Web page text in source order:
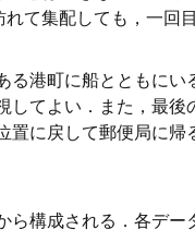
て集配しても，一回
る港町に船とともに
してよい．また，最
置に戻して郵便局に帰
ら構成される．各デー